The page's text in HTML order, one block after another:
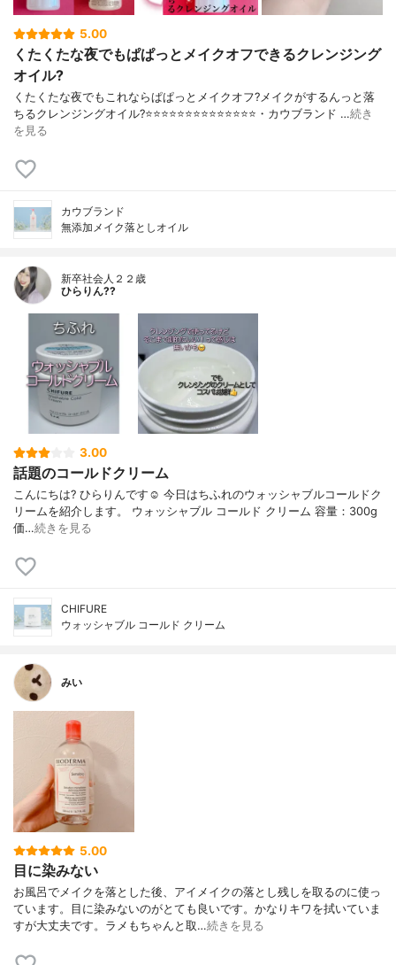
5.00
くたくたな夜でもぱぱっとメイクオフできるクレンジング
オイル?
くたくたな夜でもこれならぱぱっとメイクオフ?メイクがするんっと落
ちるクレンジングオイル?⭐️⭐️⭐️⭐️⭐️⭐️⭐️⭐️⭐️⭐️⭐️⭐️⭐️⭐️・カウブランド …続き
を見る
カウブランド
無添加メイク落としオイル
新卒社会人２２歳
ひらりん??
3.00
話題のコールドクリーム
こんにちは? ひらりんです☺️ 今日はちふれのウォッシャブルコールドク
リームを紹介します。 ウォッシャブル コールド クリーム 容量：300g
価…続きを見る
CHIFURE
ウォッシャブル コールド クリーム
みい
5.00
目に染みない
お風呂でメイクを落とした後、アイメイクの落とし残しを取るのに使っ
ています。目に染みないのがとても良いです。かなりキワを拭いていま
すが大丈夫です。ラメもちゃんと取…続きを見る